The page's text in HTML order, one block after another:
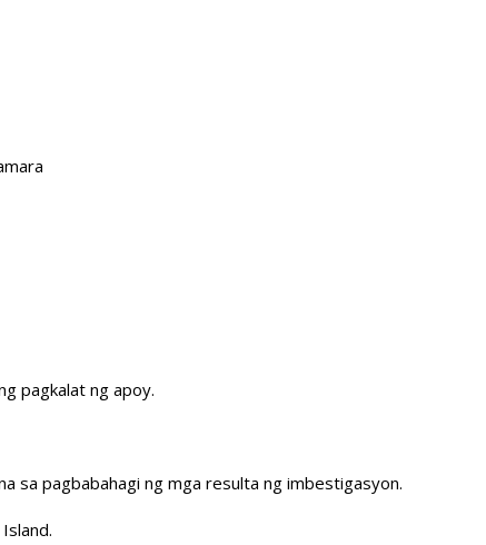
pagkalat ng apoy.
sa pagbabahagi ng mga resulta ng imbestigasyon.